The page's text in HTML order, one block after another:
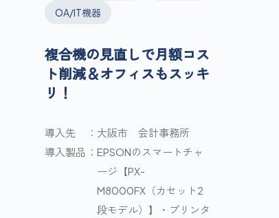
OA/IT機器
複合機の見直しで月額コス
ト削減＆オフィスもスッキ
リ！
導入先
大阪市 会計事務所
導入製品
EPSONのスマートチャ
ージ【PX-
M8000FX（カセット2
段モデル）】・プリンタ